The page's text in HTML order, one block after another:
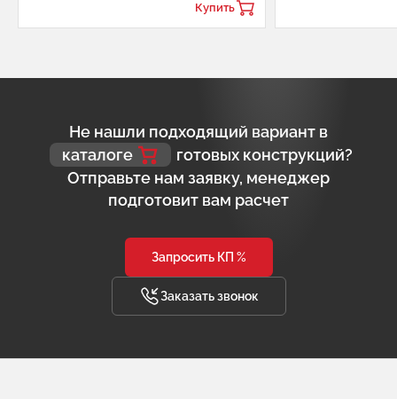
Купить
Не нашли подходящий вариант в
каталоге
готовых конструкций?
Отправьте нам заявку, менеджер
подготовит вам расчет
Запросить КП %
Заказать звонок